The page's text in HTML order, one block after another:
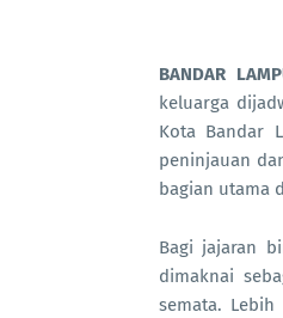
BANDAR
keluarga
Kota Bandar
peninjauan
bagian utama
Bagi jajaran
dimaknai
semata.